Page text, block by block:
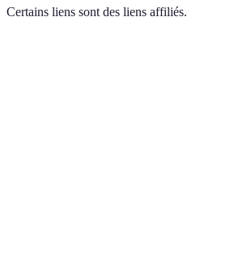
Certains liens sont des liens affiliés.